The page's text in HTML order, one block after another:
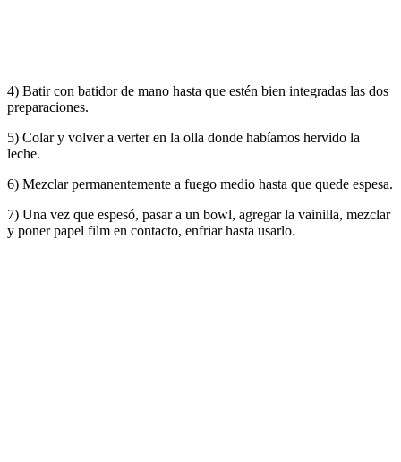
4) Batir con batidor de mano hasta que estén bien integradas las dos
preparaciones.
5) Colar y volver a verter en la olla donde habíamos hervido la
leche.
6) Mezclar permanentemente a fuego medio hasta que quede espesa.
7) Una vez que espesó, pasar a un bowl, agregar la vainilla, mezclar
y poner papel film en contacto, enfriar hasta usarlo.